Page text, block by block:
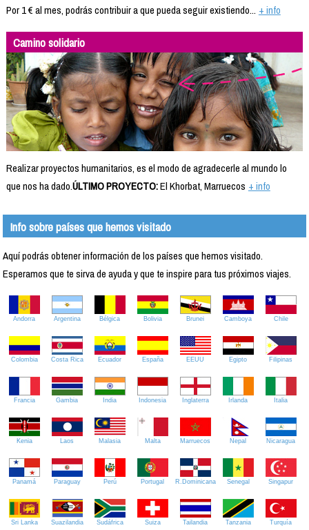
Por 1 € al mes, podrás contribuir a que pueda seguir existiendo... + info
Camino solidario
Realizar proyectos humanitarios, es el modo de agradecerle al mundo lo
que nos ha dado.ÚLTIMO PROYECTO:El Khorbat, Marruecos + info
Info sobre países que hemos visitado
Aquí podrás obtener información de los países que hemos visitado.
Esperamos que te sirva de ayuda y que te inspire para tus próximos viajes.
Andorra Argentina Bélgica Bolivia Brunei Camboya Chile
Colombia Costa Rica Ecuador España EEUU Egipto Filipinas
Francia Gambia India Indonesia Inglaterra Irlanda Italia
Kenia Laos Malasia Malta Marruecos Nepal Nicaragua
Panamá Paraguay Perú Portugal R.Dominicana Senegal Singapur
Sri Lanka Suazilandia Sudáfrica Suiza Tailandia Tanzania Turquía